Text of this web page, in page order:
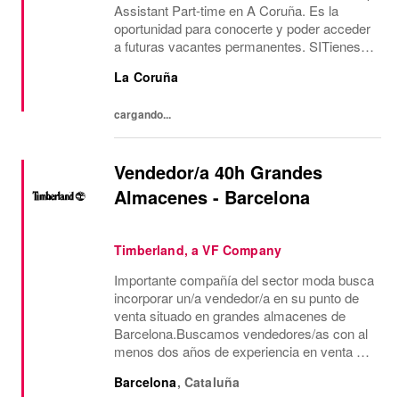
Assistant Part-time en A Coruña. Es la
oportunidad para conocerte y poder acceder
a futuras vacantes permanentes. SITienes
Assistant, en marcas con un formato de
La Coruña
cargando...
Vendedor/a 40h Grandes
Almacenes - Barcelona
Timberland, a VF Company
Importante compañía del sector moda busca
incorporar un/a vendedor/a en su punto de
venta situado en grandes almacenes de
Barcelona.Buscamos vendedores/as con al
menos dos años de experiencia en venta de
comerciales, recepción de mercancía,
Barcelona, Cataluña